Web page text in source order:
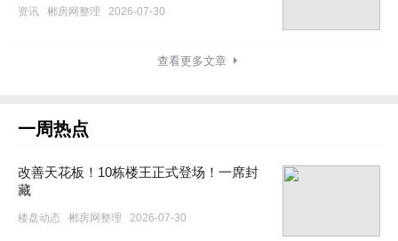
资讯 郴房网整理 2026-07-30
查看更多文章
一周热点
改善天花板！10栋楼王正式登场！一席封
藏
楼盘动态 郴房网整理 2026-07-30